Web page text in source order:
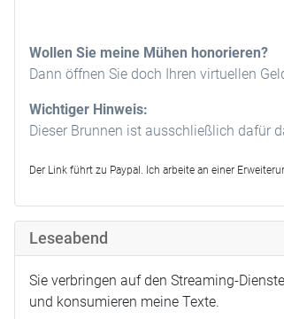
Wollen Sie meine Mühen honorieren?
Dann öffnen Sie doch Ihren virtuellen
Wichtiger Hinweis:
Dieser Brunnen ist ausschließlich dafür
Der Link führt zu Paypal. Ich arbeite an einer
Leseabend
Sie verbringen auf den Streaming-
und konsumieren meine Texte.